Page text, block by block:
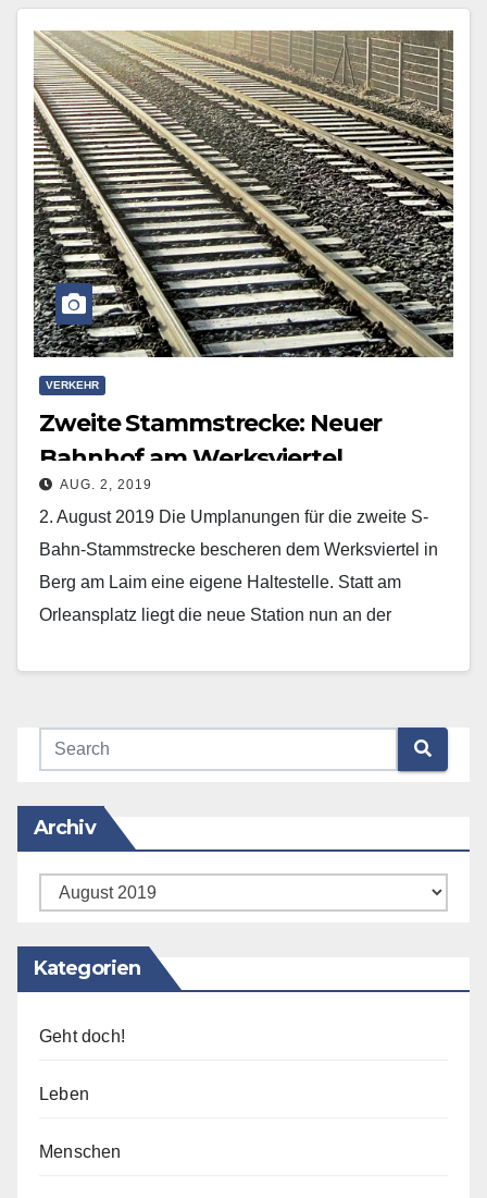
Mehr erfahren
VERKEHR
Zweite Stammstrecke: Neuer
Bahnhof am Werksviertel
AUG. 2, 2019
2. August 2019 Die Umplanungen für die zweite S-
Bahn-Stammstrecke bescheren dem Werksviertel in
Berg am Laim eine eigene Haltestelle. Statt am
Orleansplatz liegt die neue Station nun an der
Archiv
Archiv
Kategorien
Geht doch!
Leben
Menschen